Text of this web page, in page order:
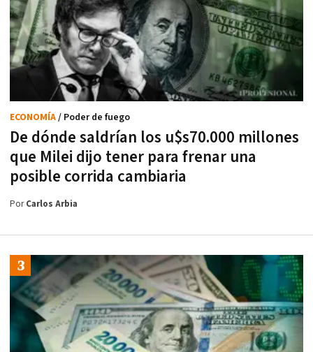
De dónde saldrían los u$s70.000 millones
que Milei dijo tener para frenar una
posible corrida cambiaria
ECONOMÍA/ Poder de fuego
PorCarlos Arbia